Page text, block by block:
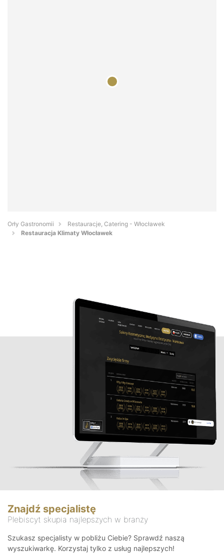
Orły Gastronomii
Restauracje, Catering - Włocławek
Restauracja Klimaty Włocławek
Znajdź specjalistę
Plebiscyt skupia najlepszych w branży
Szukasz specjalisty w pobliżu Ciebie? Sprawdź naszą
wyszukiwarkę. Korzystaj tylko z usług najlepszych!